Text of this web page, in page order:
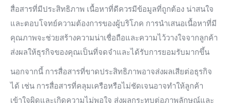
สื่อสารที่มีประสิทธิภาพ เนื้อหาที่ดีควรมีข้อมูลที่ถูกต้อง น่าสนใจ
และตอบโจทย์ความต้องการของผู้บริโภค การนำเสนอเนื้อหาที่มี
คุณภาพจะช่วยสร้างความน่าเชื่อถือและความไว้วางใจจากลูกค้า
ส่งผลให้ธุรกิจของคุณเป็นที่จดจำและได้รับการยอมรับมากขึ้น
นอกจากนี้ การสื่อสารที่ขาดประสิทธิภาพอาจส่งผลเสียต่อธุรกิจ
ได้ เช่น การสื่อสารที่คลุมเครือหรือไม่ชัดเจนอาจทำให้ลูกค้า
เข้าใจผิดและเกิดความไม่พอใจ ส่งผลกระทบต่อภาพลักษณ์และ